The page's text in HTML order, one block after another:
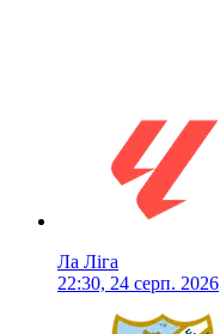
Ла Ліга
22:30, 24 серп. 2026